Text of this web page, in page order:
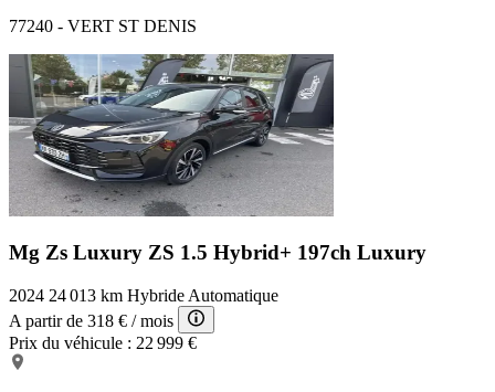
77240 - VERT ST DENIS
Mg Zs Luxury ZS 1.5 Hybrid+ 197ch Luxury
2024 24 013 km Hybride Automatique
A partir de 318 € / mois
Prix du véhicule : 22 999 €